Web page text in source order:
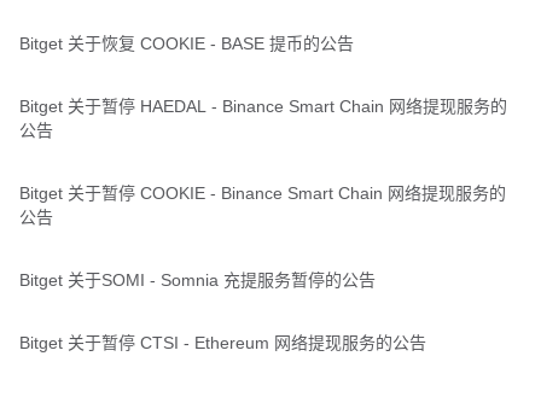
Bitget 关于恢复 COOKIE - BASE 提币的公告
Bitget 关于暂停 HAEDAL - Binance Smart Chain 网络提现服务的
公告
Bitget 关于暂停 COOKIE - Binance Smart Chain 网络提现服务的
公告
Bitget 关于SOMI - Somnia 充提服务暂停的公告
Bitget 关于暂停 CTSI - Ethereum 网络提现服务的公告